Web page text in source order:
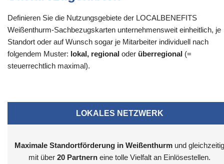
Definieren Sie die Nutzungsgebiete der LOCALBENEFITS
Weißenthurm-Sachbezugskarten unternehmensweit einheitlich, je
Standort oder auf Wunsch sogar je Mitarbeiter individuell nach
folgendem Muster: lokal, regional oder überregional (=
steuerrechtlich maximal).
LOKALES NETZWERK
Maximale Standortförderung in Weißenthurm und gleichzeitig
mit über 20 Partnern eine tolle Vielfalt an Einlösestellen.